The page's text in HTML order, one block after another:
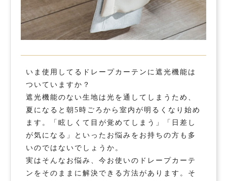
いま使用してるドレープカーテンに遮光機能は
ついていますか？
遮光機能のない生地は光を通してしまうため、
夏になると朝5時ごろから室内が明るくなり始め
ます。「眩しくて目が覚めてしまう」「日差し
が気になる」といったお悩みをお持ちの方も多
いのではないでしょうか。
実はそんなお悩み、今お使いのドレープカーテ
ンをそのままに解決できる方法があります。そ